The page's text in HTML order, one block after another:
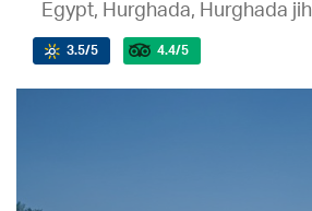
Egypt, Hurghada, Hurghada jih
3.5/5 4.4/5